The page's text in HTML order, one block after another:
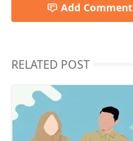
Add Comment
RELATED POST